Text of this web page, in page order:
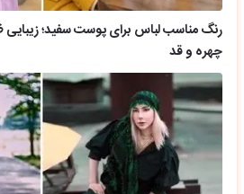
رنگ مناسب لباس برای پوست سفید؛
چهره و قد